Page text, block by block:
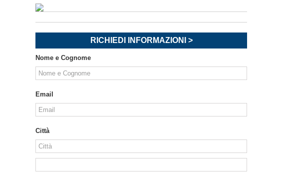
RICHIEDI INFORMAZIONI >
Nome e Cognome
Email
Città